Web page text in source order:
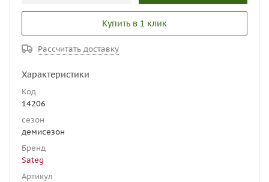
Купить в 1 клик
Рассчитать доставку
Характеристики
Код
14206
сезон
демисезон
Бренд
Sateg
Артикул